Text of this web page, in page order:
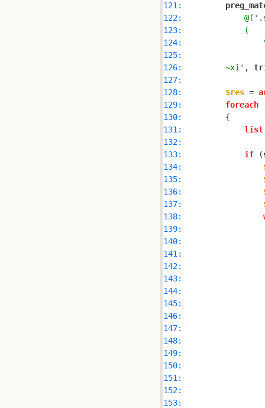
121:
122:
            @('
123:
124:
125:
126:
        ~xi'
,
127:
128:
$res =
129:
foreach
130:
131:
list
132:
133:
if (
134:
135:
136:
137:
138:
139:
140:
141:
142:
143:
144:
145:
146:
147:
148:
149:
150:
151:
152:
153: